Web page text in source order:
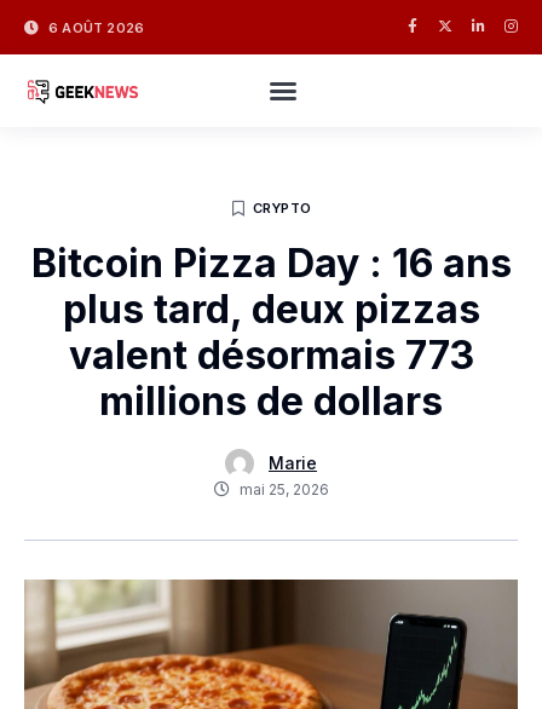
6 AOÛT 2026
CRYPTO
Bitcoin Pizza Day : 16 ans
plus tard, deux pizzas
valent désormais 773
millions de dollars
Marie
mai 25, 2026